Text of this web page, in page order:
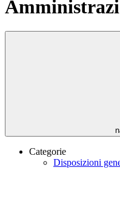
Categorie
Disposizioni